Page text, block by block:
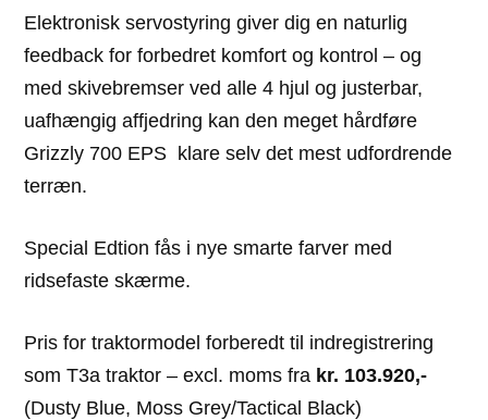
Elektronisk servostyring giver dig en naturlig
feedback for forbedret komfort og kontrol – og
med skivebremser ved alle 4 hjul og justerbar,
uafhængig affjedring kan den meget hårdføre
Grizzly 700 EPS klare selv det mest udfordrende
terræn.
Special Edtion fås i nye smarte farver med
ridsefaste skærme.
Pris for traktormodel forberedt til indregistrering
som T3a traktor – excl. moms fra kr. 103.920,-
(Dusty Blue, Moss Grey/Tactical Black)